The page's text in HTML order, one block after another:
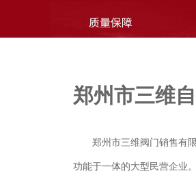
郑州市三维
郑州市三维阀门销售有
功能于一体的大型民营企业